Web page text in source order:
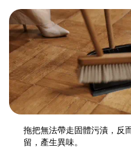
拖把無法帶走固體污漬，反
留，產生異味。